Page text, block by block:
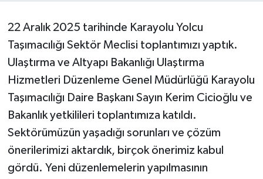
22 Aralık 2025 tarihinde Karayolu Yolcu
Taşımacılığı Sektör Meclisi toplantımızı yaptık.
Ulaştırma ve Altyapı Bakanlığı Ulaştırma
Hizmetleri Düzenleme Genel Müdürlüğü Karayolu
Taşımacılığı Daire Başkanı Sayın Kerim Cicioğlu ve
Bakanlık yetkilileri toplantımıza katıldı.
Sektörümüzün yaşadığı sorunları ve çözüm
önerilerimizi aktardık, birçok önerimiz kabul
gördü. Yeni düzenlemelerin yapılmasının